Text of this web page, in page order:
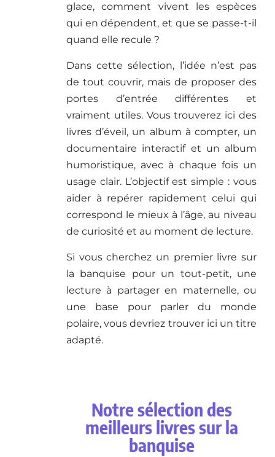
glace, comment vivent les espèces
qui en dépendent, et que se passe-t-il
quand elle recule ?
Dans cette sélection, l’idée n’est pas
de tout couvrir, mais de proposer des
portes d’entrée différentes et
vraiment utiles. Vous trouverez ici des
livres d’éveil, un album à compter, un
documentaire interactif et un album
humoristique, avec à chaque fois un
usage clair. L’objectif est simple : vous
aider à repérer rapidement celui qui
correspond le mieux à l’âge, au niveau
de curiosité et au moment de lecture.
Si vous cherchez un premier livre sur
la banquise pour un tout-petit, une
lecture à partager en maternelle, ou
une base pour parler du monde
polaire, vous devriez trouver ici un titre
adapté.
Notre sélection des
meilleurs livres sur la
banquise